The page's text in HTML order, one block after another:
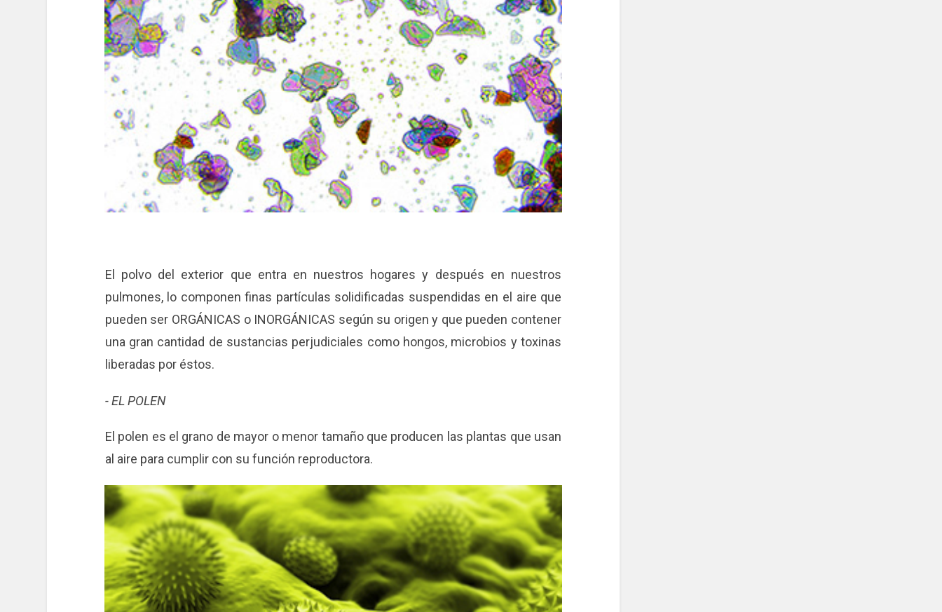
El polvo del exterior que entra en nuestros hogares y después en nuestros
pulmones, lo componen finas partículas solidificadas suspendidas en el aire que
pueden ser ORGÁNICAS o INORGÁNICAS según su origen y que pueden contener
una gran cantidad de sustancias perjudiciales como hongos, microbios y toxinas
liberadas por éstos.
- EL POLEN
El polen es el grano de mayor o menor tamaño que producen las plantas que usan
al aire para cumplir con su función reproductora.